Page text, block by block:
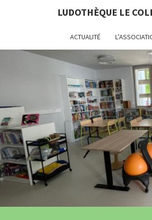
LUDOTHÈQUE LE
ACTUALITÉ